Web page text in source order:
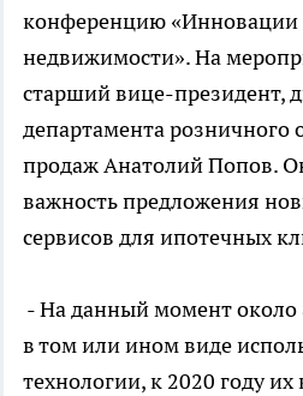
конференцию «Инновации
недвижимости». На
старший вице-президент,
департамента розничного
продаж Анатолий Попов.
важность предложения
сервисов для ипотечных
- На данный момент около
в том или ином виде
технологии, к 2020 году их